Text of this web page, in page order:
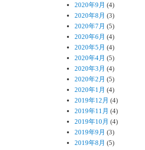
2020年9月 (4)
2020年8月 (3)
2020年7月 (5)
2020年6月 (4)
2020年5月 (4)
2020年4月 (5)
2020年3月 (4)
2020年2月 (5)
2020年1月 (4)
2019年12月 (4)
2019年11月 (4)
2019年10月 (4)
2019年9月 (3)
2019年8月 (5)